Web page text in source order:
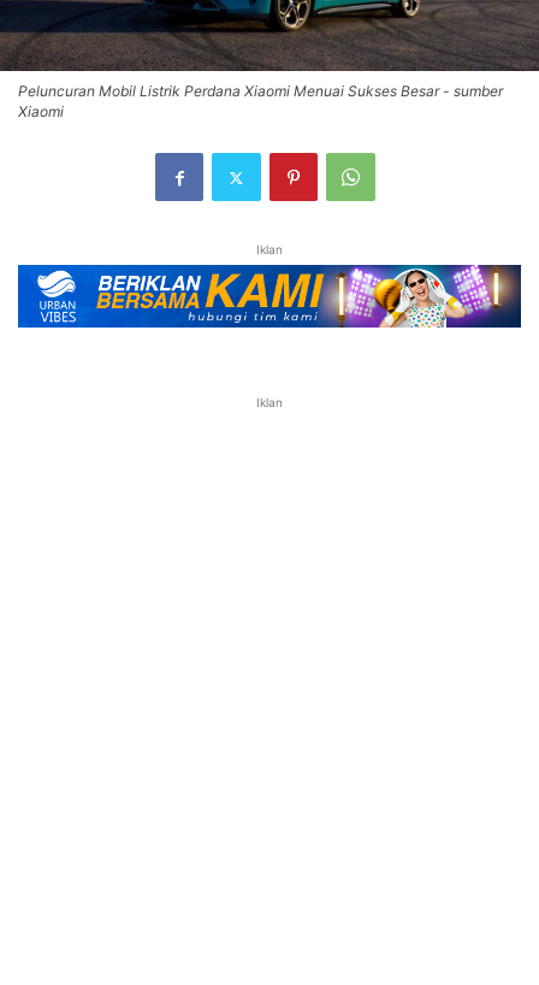
Peluncuran Mobil Listrik Perdana Xiaomi Menuai Sukses Besar - sumber
Xiaomi
Iklan
Iklan